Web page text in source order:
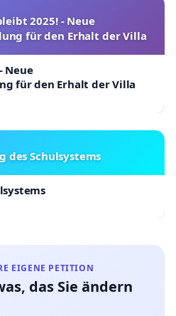
2025! - Neue
für den Erhalt der Villa
Neue
für den Erhalt der Villa
des Schulsystems
EIGENE PETITION
das Sie ändern